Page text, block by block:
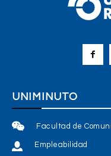
UNIMINUTO
Facultad de
Empleabilidad